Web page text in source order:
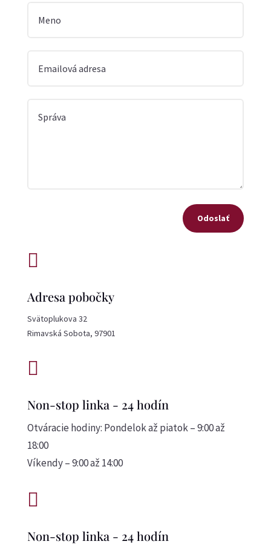
Odoslať

Adresa pobočky
Svätoplukova 32
Rimavská Sobota, 97901

Non-stop linka - 24 hodín
Otváracie hodiny: Pondelok až piatok – 9:00 až
18:00
Víkendy – 9:00 až 14:00

Non-stop linka - 24 hodín